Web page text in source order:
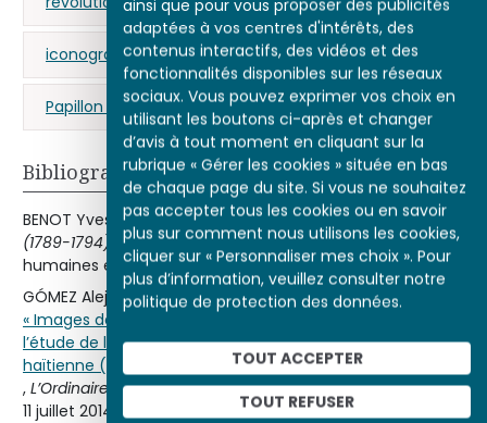
ainsi que pour vous proposer des publicités
adaptées à vos centres d'intérêts, des
contenus interactifs, des vidéos et des
fonctionnalités disponibles sur les réseaux
sociaux. Vous pouvez exprimer vos choix en
utilisant les boutons ci-après et changer
d’avis à tout moment en cliquant sur la
rubrique « Gérer les cookies » située en bas
de chaque page du site. Si vous ne souhaitez
pas accepter tous les cookies ou en savoir
plus sur comment nous utilisons les cookies,
cliquer sur « Personnaliser mes choix ». Pour
plus d’information, veuillez consulter notre
politique de protection des données.
TOUT ACCEPTER
TOUT REFUSER
iconographie imagerie populaire
Papillon (Jean-François) Biassou (Georges)
Bibliographie
BENOT Yves,
La Révolution française et la fin des colonies
(1789-1794)
, Paris, La Découverte, coll. « Poche : sciences
humaines et sociales » (no 164), 2004 (1re éd. 1988).
GÓMEZ Alejandro E.,
« Images de l’apocalypse des planteurs : contribution à
l’étude de l’iconographie des “horreurs” de la révolution
haïtienne (1784-1861) »
, L’Ordinaire des Amériques, 215, 2013, mis en ligne le
11 juillet 2014.